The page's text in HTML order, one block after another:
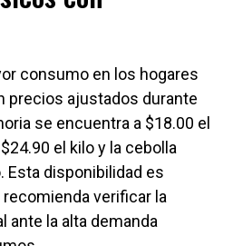
consumo en los hogares
precios ajustados durante
se encuentra a $18.00 el
el kilo y la cebolla
Esta disponibilidad es
verificar la
ante la alta demanda